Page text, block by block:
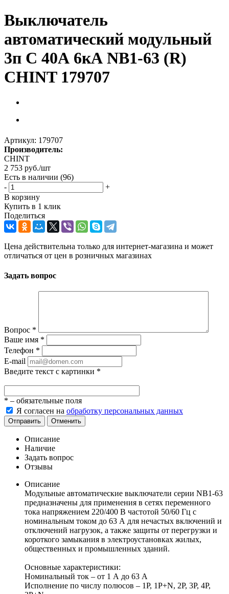
Выключатель
автоматический модульный
3п C 40А 6кА NB1-63 (R)
CHINT 179707
Артикул: 179707
Производитель:
CHINT
2 753 руб./шт
Есть в наличии (96)
-
+
В корзину
Купить в 1 клик
Поделиться
Цена действительна только для интернет-магазина и может
отличаться от цен в розничных магазинах
Задать вопрос
Вопрос *
Ваше имя *
Телефон *
E-mail
Введите текст с картинки *
* – обязательные поля
Я согласен на обработку персональных данных
Отправить Отменить
Описание
Наличие
Задать вопрос
Отзывы
Описание
Модульные автоматические выключатели серии NB1-63
предназначены для применения в сетях переменного
тока напряжением 220/400 В частотой 50/60 Гц с
номинальным током до 63 А для нечастых включений и
отключений нагрузок, а также защиты от перегрузки и
короткого замыкания в электроустановках жилых,
общественных и промышленных зданий.
Основные характеристики:
Номинальный ток – от 1 А до 63 А
Исполнение по числу полюсов – 1P, 1P+N, 2P, 3P, 4P,